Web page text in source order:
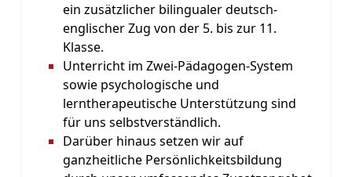
ein zusätzlicher bilingualer deutsch-
englischer Zug von der 5. bis zur 11.
Klasse.
Unterricht im Zwei-Pädagogen-System
sowie psychologische und
lerntherapeutische Unterstützung sind
für uns selbstverständlich.
Darüber hinaus setzen wir auf
ganzheitliche Persönlichkeitsbildung